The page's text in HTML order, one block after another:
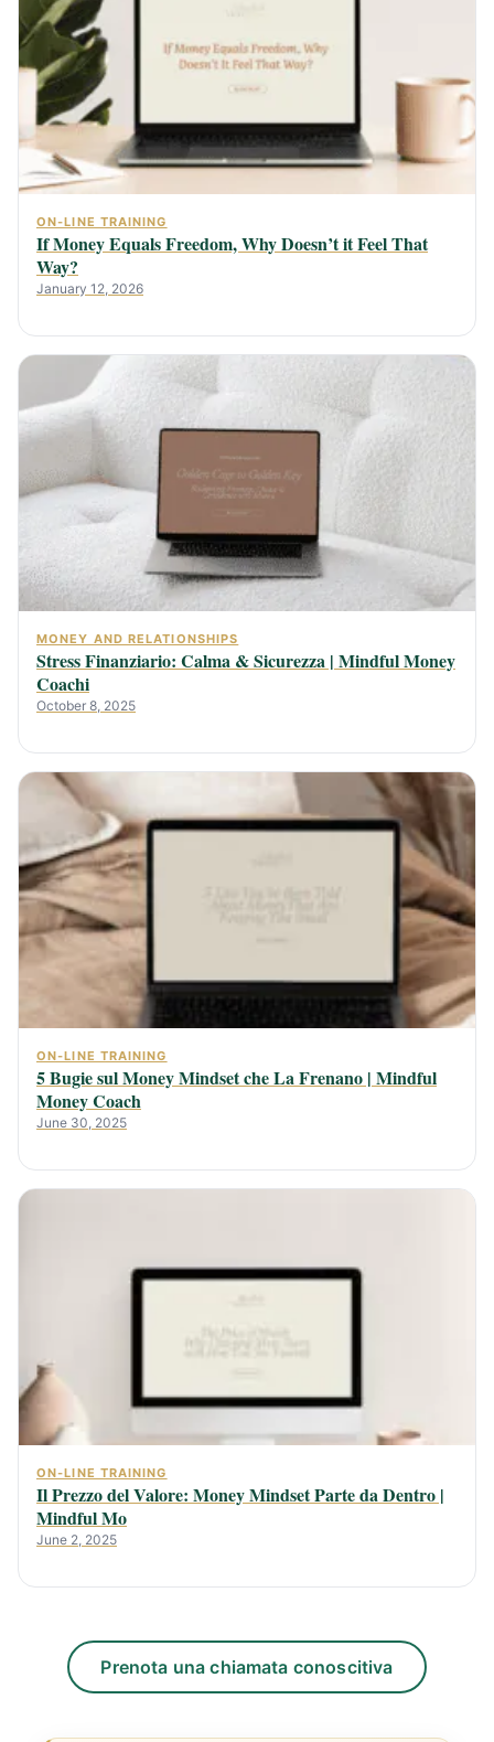
ON-LINE TRAINING
If Money Equals Freedom, Why Doesn’t it Feel That
Way?
January 12, 2026
MONEY AND RELATIONSHIPS
Stress Finanziario: Calma & Sicurezza | Mindful Money
Coachi
October 8, 2025
ON-LINE TRAINING
5 Bugie sul Money Mindset che La Frenano | Mindful
Money Coach
June 30, 2025
ON-LINE TRAINING
Il Prezzo del Valore: Money Mindset Parte da Dentro |
Mindful Mo
June 2, 2025
Prenota una chiamata conoscitiva